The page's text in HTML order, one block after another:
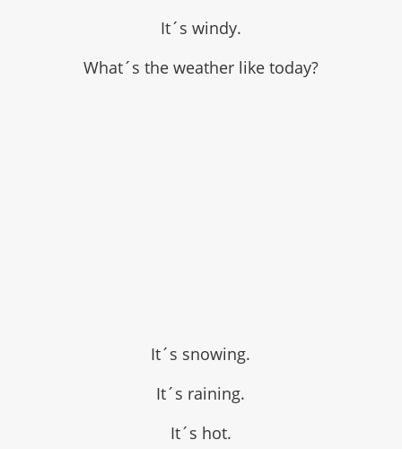
It´s windy.
What´s the weather like today?
It´s snowing.
It´s raining.
It´s hot.